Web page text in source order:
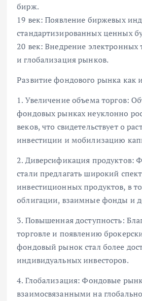
бирж.
19 век: Появление биржевых
стандартизированных ценных
20 век: Внедрение электронных
и глобализация рынков.
Развитие фондового рынка как
1. Увеличение объема торгов:
фондовых рынках неуклонно
веков, что свидетельствует о
инвестиции и мобилизацию
2. Диверсификация продуктов:
стали предлагать широкий
инвестиционных продуктов, в
облигации, взаимные фонды и
3. Повышенная доступность:
торговле и появлению
фондовый рынок стал более
индивидуальных инвесторов.
4. Глобализация: Фондовые
взаимосвязанными на